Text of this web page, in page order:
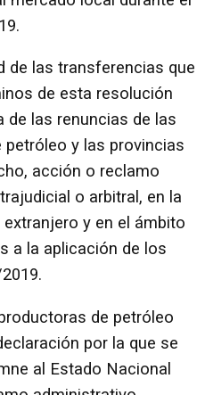
de las transferencias que
de esta resolución
de las renuncias de las
y las provincias
acción o reclamo
o arbitral, en la
extranjero y en el ámbito
a la aplicación de los
de petróleo
por la que se
al Estado Nacional